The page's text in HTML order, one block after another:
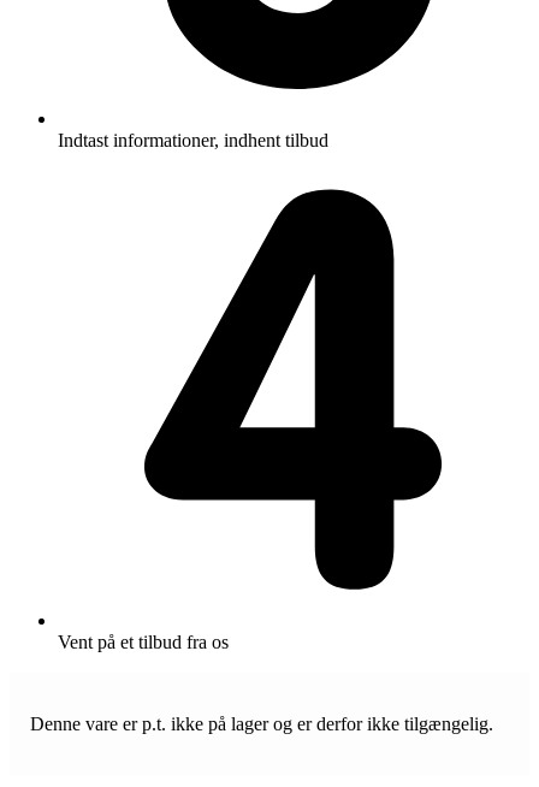
Indtast informationer, indhent tilbud
Vent på et tilbud fra os
Denne vare er p.t. ikke på lager og er derfor ikke tilgængelig.